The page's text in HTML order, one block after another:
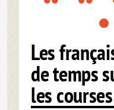
Les
de temps
les